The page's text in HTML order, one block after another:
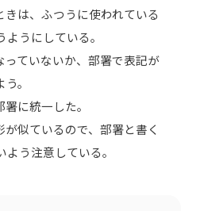
は、ふつうに使われている
うにしている。
っていないか、部署で表記が
。
に統一した。
似ているので、部署と書く
う注意している。